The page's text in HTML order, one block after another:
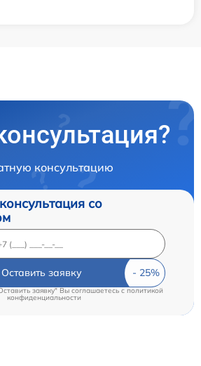
консультацию
со
Оставить заявку
заявку" Вы соглашаетесь c политикой
конфиденциальности